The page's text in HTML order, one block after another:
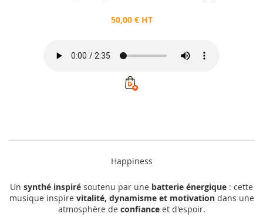
50,00 € HT
Happiness
Un synthé inspiré soutenu par une batterie énergique : cette
musique inspire vitalité, dynamisme et motivationdans une
atmosphère de confianceet d'espoir.